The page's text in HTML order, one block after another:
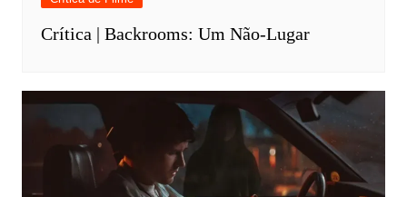
Crítica | Backrooms: Um Não-Lugar